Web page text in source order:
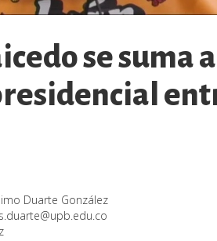
se suma
Duarte González